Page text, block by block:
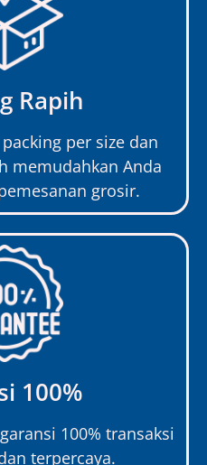
Rapih
per size dan
memudahkan Anda
grosir.
100%
100% transaksi
terpercaya.